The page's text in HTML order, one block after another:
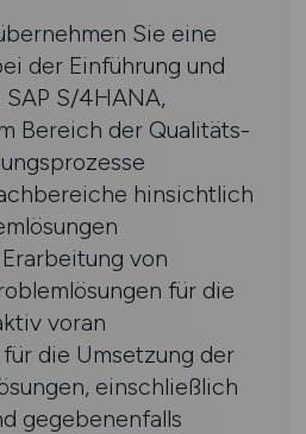
Sie eine
der Einführung und
S/4HANA,
Bereich der Qualitäts-
hinsichtlich
von
für die
voran
die Umsetzung der
einschließlich
gegebenenfalls